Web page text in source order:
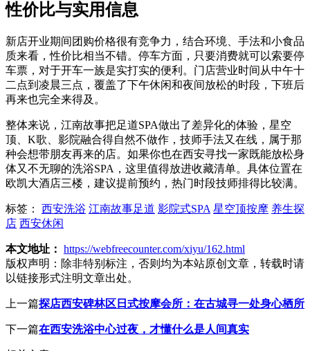
性价比与实用信息
新店开业期间团购价格很有竞争力，结合环境、手法和小食品
质来看，性价比相当不错。停车方面，只要消费就可以索要停
车票，对于开车一族是实打实的便利。门店营业时间从中午十
二点到凌晨三点，覆盖了下午休闲和夜间放松的时段，下班后
再来也完全来得及。
整体来说，江南故事把足道SPA做出了差异化的体验，星空
顶、K歌、影院融合得自然不做作，技师手法又在线，属于那
种会想带朋友再来的店。如果你也在西安寻找一家既能放松身
体又不无聊的洗浴SPA，这里值得放进收藏清单。具体位置在
欧凯大酒店三楼，建议提前预约，热门时段技师排得比较满。
标签： 西安洗浴 江南故事足道 影院式SPA 星空顶按摩 养生探
店 西安休闲
本文地址： https://webfreecounter.com/xiyu/162.html
版权声明： 除非特别标注，否则均为本站原创文章，转载时请
以链接形式注明文章出处。
上一篇探店西安碑林区日式按摩会所：在古城寻一处身心栖所
下一篇在西安洗浴中心过夜，才懂什么是人间真实